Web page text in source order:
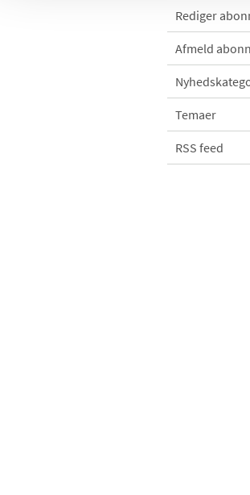
Rediger
Afmeld
Temaer
RSS feed